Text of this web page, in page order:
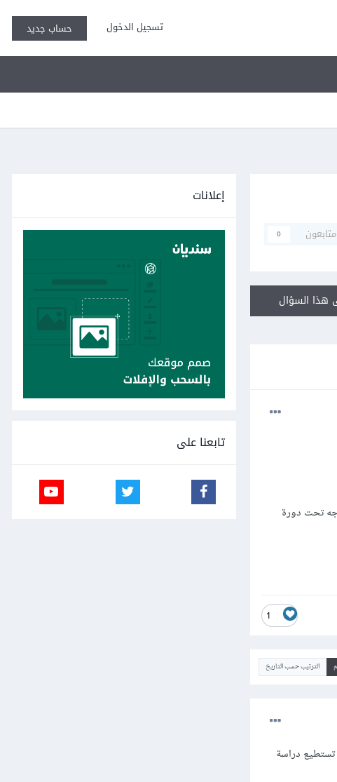
تسجيل الدخول حساب جديد
متابعون 0
هذا السؤال
تحت دورة
1
الترتيب حسب التاريخ
تستطيع دراسة
إعلانات
تابعنا على